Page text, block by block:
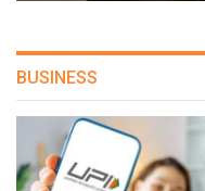
BUSINESS